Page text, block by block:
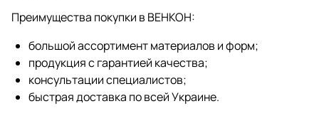
Преимущества покупки в ВЕНКОН:
большой ассортимент материалов и форм;
продукция с гарантией качества;
консультации специалистов;
быстрая доставка по всей Украине.